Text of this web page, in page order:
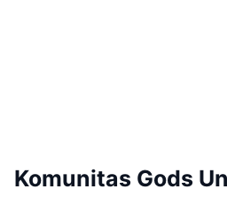
Komunitas Gods